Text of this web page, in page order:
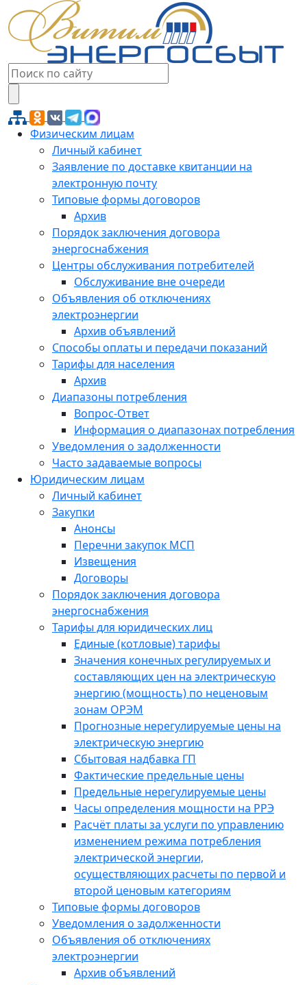
Физическим лицам
Личный кабинет
Заявление по доставке квитанции на
электронную почту
Типовые формы договоров
Архив
Порядок заключения договора
энергоснабжения
Центры обслуживания потребителей
Обслуживание вне очереди
Объявления об отключениях
электроэнергии
Архив объявлений
Способы оплаты и передачи показаний
Тарифы для населения
Архив
Диапазоны потребления
Вопрос-Ответ
Информация о диапазонах потребления
Уведомления о задолженности
Часто задаваемые вопросы
Юридическим лицам
Личный кабинет
Закупки
Анонсы
Перечни закупок МСП
Извещения
Договоры
Порядок заключения договора
энергоснабжения
Тарифы для юридических лиц
Единые (котловые) тарифы
Значения конечных регулируемых и
составляющих цен на электрическую
энергию (мощность) по неценовым
зонам ОРЭМ
Прогнозные нерегулируемые цены на
электрическую энергию
Сбытовая надбавка ГП
Фактические предельные цены
Предельные нерегулируемые цены
Часы определения мощности на РРЭ
Расчёт платы за услуги по управлению
изменением режима потребления
электрической энергии,
осуществляющих расчеты по первой и
второй ценовым категориям
Типовые формы договоров
Уведомления о задолженности
Объявления об отключениях
электроэнергии
Архив объявлений